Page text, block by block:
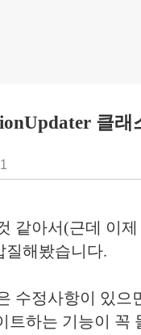
클래
같아서(근데 이
질해봤습니다.
수정사항이 있으
트하는 기능이 꼭